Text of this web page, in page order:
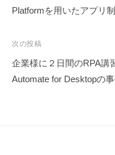
ナ
ゲ
ー
シ
Platformを用いたアプリ
次の投稿
企業様に２日間のRPA講
Automate for Desktopの